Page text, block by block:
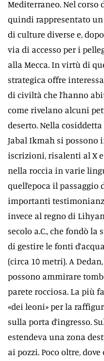
Mediterraneo. Nel corso
quindi rappresentato
di culture diverse e,
via di accesso per i
alla Mecca. In virtù di
strategica offre
di civiltà che l’hanno
come rivelano alcuni
deserto. Nella
Jabal Ikmah si possono
iscrizioni, risalenti al X e
nella roccia in varie
quell’epoca il passaggio
importanti
invece al regno di
secolo a.C., che fondò
di gestire le fonti
(circa 10 metri). A
possono ammirare
parete rocciosa. La più
«dei leoni» per la
sulla porta d’ingresso.
estendeva una zona
ai pozzi. Poco oltre,